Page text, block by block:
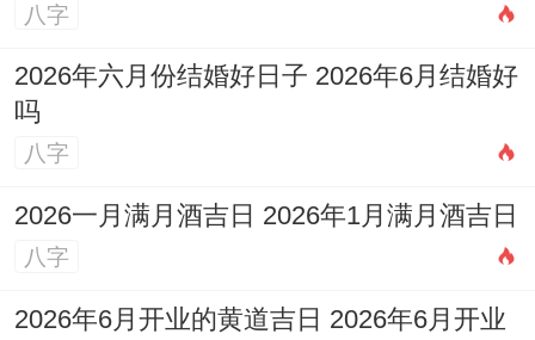
八字
2026年六月份结婚好日子 2026年6月结婚好
吗
八字
2026一月满月酒吉日 2026年1月满月酒吉日
八字
2026年6月开业的黄道吉日 2026年6月开业